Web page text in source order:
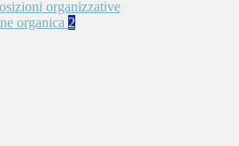
organizzative
organica 2